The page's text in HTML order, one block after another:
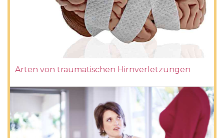
Arten von traumatischen Hirnverletzungen